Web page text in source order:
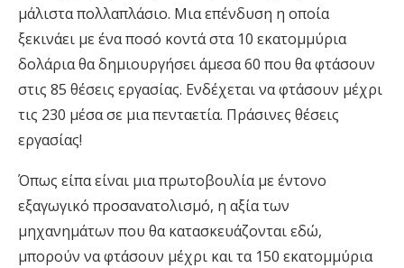
μάλιστα πολλαπλάσιο. Μια επένδυση η οποία
ξεκινάει με ένα ποσό κοντά στα 10 εκατομμύρια
δολάρια θα δημιουργήσει άμεσα 60 που θα φτάσουν
στις 85 θέσεις εργασίας. Ενδέχεται να φτάσουν μέχρι
τις 230 μέσα σε μια πενταετία. Πράσινες θέσεις
εργασίας!
Όπως είπα είναι μια πρωτοβουλία με έντονο
εξαγωγικό προσανατολισμό, η αξία των
μηχανημάτων που θα κατασκευάζονται εδώ,
μπορούν να φτάσουν μέχρι και τα 150 εκατομμύρια